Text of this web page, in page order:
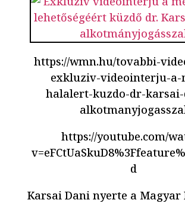
https://wmn.hu/tovabbi-
exkluziv-videointerju-a-
halalert-kuzdo-dr-
https://youtube.com/
d
Karsai Dani nyerte a